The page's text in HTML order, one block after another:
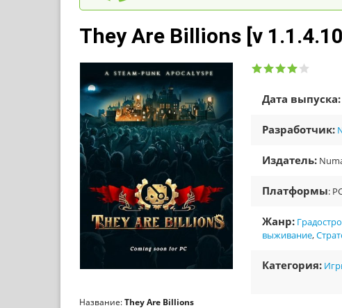
They Are Billions [v
Дата выпуска:
Разработчик:
Издатель:
Платформы:
Жанр:
выживание,
Категория:
Название:They Are Billions